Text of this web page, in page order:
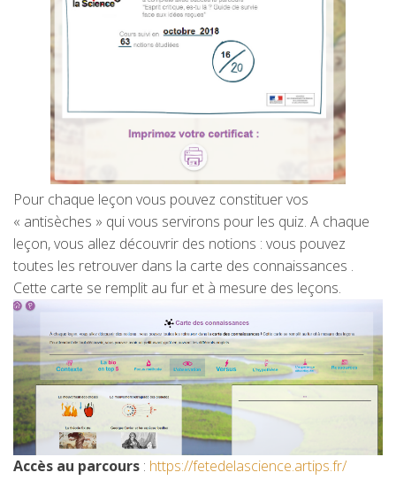
Pour chaque leçon vous pouvez constituer vos
« antisèches » qui vous servirons pour les quiz. A chaque
leçon, vous allez découvrir des notions : vous pouvez
toutes les retrouver dans la carte des connaissances .
Cette carte se remplit au fur et à mesure des leçons.
Accès au parcours : https://fetedelascience.artips.fr/